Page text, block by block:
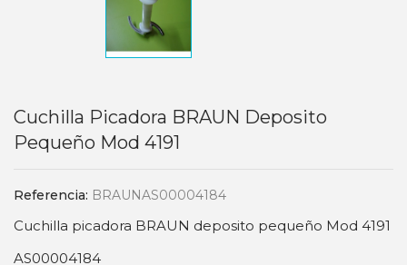
Cuchilla Picadora BRAUN Deposito
Pequeño Mod 4191
Referencia: BRAUNAS00004184
Cuchilla picadora BRAUN deposito pequeño Mod 4191
AS00004184